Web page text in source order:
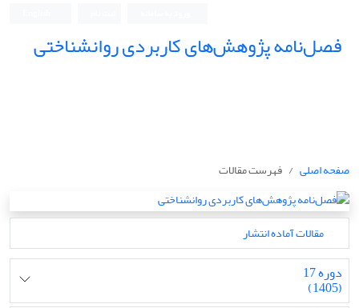
فصل‌نامه پژوهش‌های کاربردی روانشناختی
صفحه اصلی فهرست مقالات
مقالات آماده انتشار
دوره 17
(1405)